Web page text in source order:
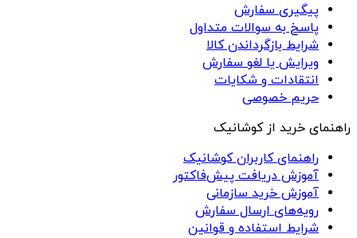
پیگیری سفارش
پاسخ به سوالات متداول
شرایط بازگرداندن کالا
ویرایش یا لغو سفارش
انتقادات و شکایات
حریم خصوصی
راهنمای خرید از کوشانیک
راهنمای کاربران کوشانیک
آموزش دریافت پیش‌فاکتور
آموزش خرید سازمانی
رویه‌های ارسال سفارش
شرایط استفاده و قوانین